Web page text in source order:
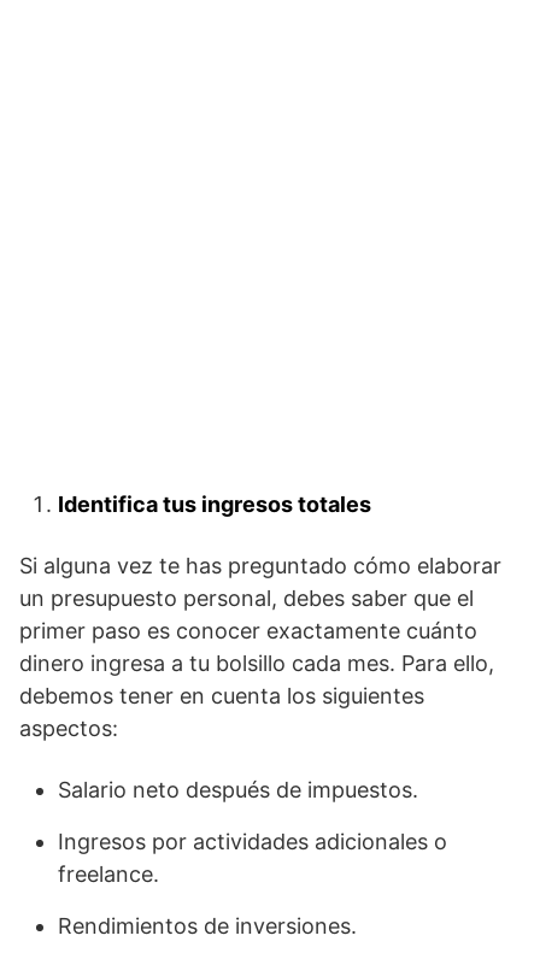
Identifica tus ingresos totales
Si alguna vez te has preguntado cómo elaborar
un presupuesto personal, debes saber que el
primer paso es conocer exactamente cuánto
dinero ingresa a tu bolsillo cada mes. Para ello,
debemos tener en cuenta los siguientes
aspectos:
Salario neto después de impuestos.
Ingresos por actividades adicionales o
freelance.
Rendimientos de inversiones.